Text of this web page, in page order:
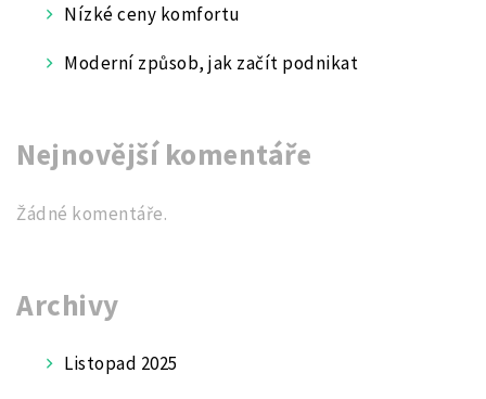
Nízké ceny komfortu
Moderní způsob, jak začít podnikat
Nejnovější komentáře
Žádné komentáře.
Archivy
Listopad 2025